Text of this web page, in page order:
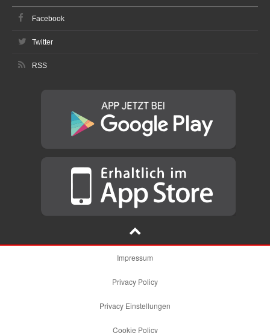
Facebook
Twitter
RSS
Impressum
Privacy Policy
Privacy Einstellungen
Cookie Policy